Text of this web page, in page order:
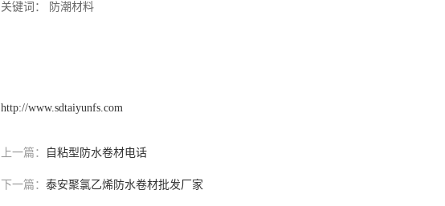
关键词： 防潮材料
http://www.sdtaiyunfs.com
上一篇： 自粘型防水卷材电话
下一篇： 泰安聚氯乙烯防水卷材批发厂家